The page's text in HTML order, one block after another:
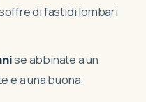
di fastidi lombari
se abbinate a un
e a una buona